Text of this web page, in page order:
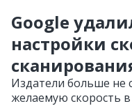
Google
настройки
Издатели больше не
желаемую скорость в